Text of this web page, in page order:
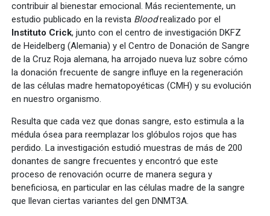
contribuir al bienestar emocional. Más recientemente, un
estudio publicado en la revista Bloodrealizado por el
Instituto Crick, junto con el centro de investigación DKFZ
de Heidelberg (Alemania) y el Centro de Donación de Sangre
de la Cruz Roja alemana, ha arrojado nueva luz sobre cómo
la donación frecuente de sangre influye en la regeneración
de las células madre hematopoyéticas (CMH) y su evolución
en nuestro organismo.
Resulta que cada vez que donas sangre, esto estimula a la
médula ósea para reemplazar los glóbulos rojos que has
perdido. La investigación estudió muestras de más de 200
donantes de sangre frecuentes y encontró que este
proceso de renovación ocurre de manera segura y
beneficiosa, en particular en las células madre de la sangre
que llevan ciertas variantes del gen DNMT3A.